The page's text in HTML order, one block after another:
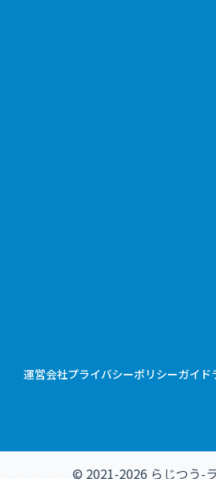
運営会社プライバシーポリシーガイド
© 2021-2026 らじつう-